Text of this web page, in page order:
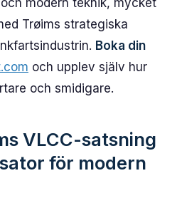
modern teknik, mycket
Trøims strategiska
Boka din
och upplev själv hur
och smidigare.
VLCC-satsning
för modern